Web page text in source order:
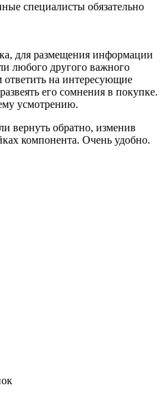
специалисты обязательно
для размещения информации
любого другого важного
на интересующие
его сомнения в покупке.
усмотрению.
вернуть обратно, изменив
компонента. Очень удобно.